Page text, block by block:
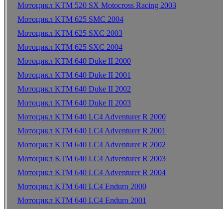
Мотоцикл KTM 520 SX Motocross Racing 2003
Мотоцикл KTM 625 SMC 2004
Мотоцикл KTM 625 SXC 2003
Мотоцикл KTM 625 SXC 2004
Мотоцикл KTM 640 Duke II 2000
Мотоцикл KTM 640 Duke II 2001
Мотоцикл KTM 640 Duke II 2002
Мотоцикл KTM 640 Duke II 2003
Мотоцикл KTM 640 LC4 Adventurer R 2000
Мотоцикл KTM 640 LC4 Adventurer R 2001
Мотоцикл KTM 640 LC4 Adventurer R 2002
Мотоцикл KTM 640 LC4 Adventurer R 2003
Мотоцикл KTM 640 LC4 Adventurer R 2004
Мотоцикл KTM 640 LC4 Enduro 2000
Мотоцикл KTM 640 LC4 Enduro 2001